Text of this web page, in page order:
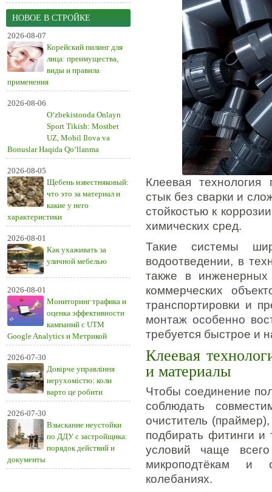
НОВОЕ В СТРОЙКЕ
2026-08-07
Корейский пилинг для
лица: преимущества,
виды и правила
применения
2026-08-06
O‘zbekistonda Onlayn
Sport Tikish: Mostbet
UZ, Mobil Ilova va
Bonuslar Haqida Qo‘llanma
2026-08-05
Щебень известняковый:
что это за материал и
какие у него
характеристики
2026-08-01
Как ухаживать за
уличной мебелью
2026-08-01
Мониторинг трафика и
оценка эффективности
кампаний с UTM
Google Analytics и Метрикой
2026-07-30
Довірче управління
нерухомістю: коли
варто це робити
2026-07-30
Взыскание неустойки
по ДДУ с застройщика:
порядок действий и
документы
Клеевая технология
стык без сварки и
стойкостью к
химических сред.
Такие системы
водоотведении, в
также в инженерных
коммерческих
транспортировки и
монтаж особенно
требуется быстрое и
Клеевая
и материалы
Чтобы соединение
соблюдать
очиститель
подбирать фитинги
условий чаще
микроподтёкам и
колебаниях.